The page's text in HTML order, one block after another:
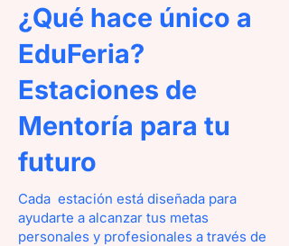
¿Qué hace único a
EduFeria?
Estaciones de
Mentoría para tu
futuro
Cada estación está diseñada para
ayudarte a alcanzar tus metas
personales y profesionales a través de